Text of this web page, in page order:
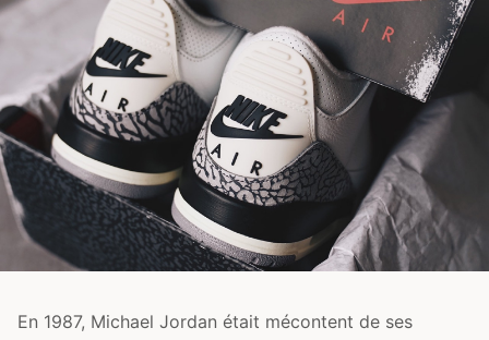
En 1987, Michael Jordan était mécontent de ses